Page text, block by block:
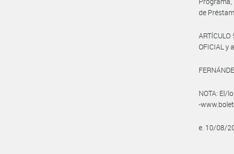
de
OFICIAL y
NOTA: El/
-
e. 10/08/